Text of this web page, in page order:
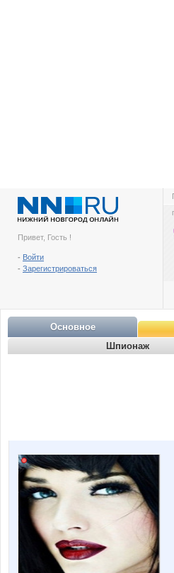
Привет, Гость !
- Войти
- Зарегистрироваться
Основное
Шпионаж